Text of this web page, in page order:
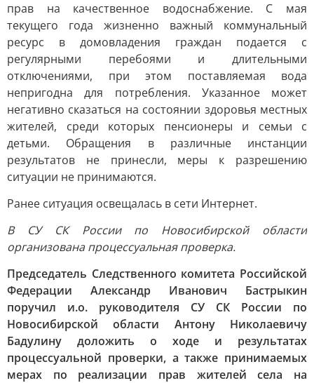
прав на качественное водоснабжение. С мая
текущего года жизненно важный коммунальный
ресурс в домовладения граждан подается с
регулярными перебоями и длительными
отключениями, при этом поставляемая вода
непригодна для потребления. Указанное может
негативно сказаться на состоянии здоровья местных
жителей, среди которых пенсионеры и семьи с
детьми. Обращения в различные инстанции
результатов не принесли, меры к разрешению
ситуации не принимаются.
Ранее ситуация освещалась в сети Интернет.
В СУ СК России по Новосибирской области
организована процессуальная проверка.
Председатель Следственного комитета Российской
Федерации Александр Иванович Бастрыкин
поручил и.о. руководителя СУ СК России по
Новосибирской области Антону Николаевичу
Бадулину доложить о ходе и результатах
процессуальной проверки, а также принимаемых
мерах по реализации прав жителей села на